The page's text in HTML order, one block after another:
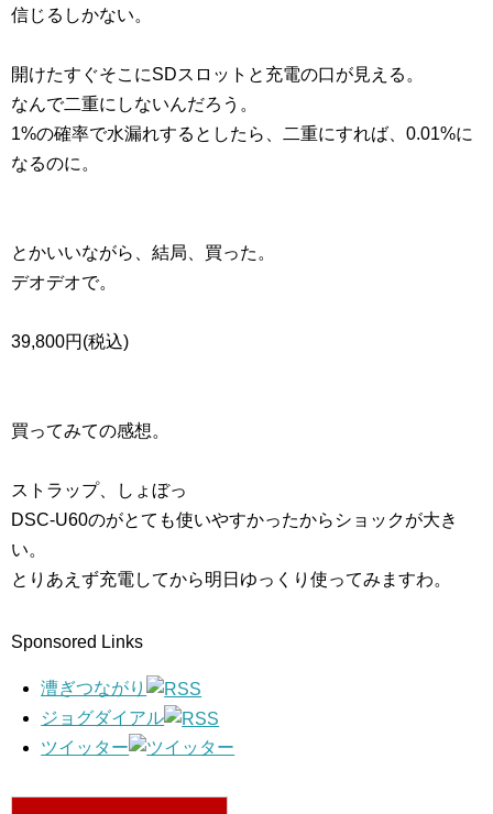
信じるしかない。
開けたすぐそこにSDスロットと充電の口が見える。
なんで二重にしないんだろう。
1%の確率で水漏れするとしたら、二重にすれば、0.01%に
なるのに。
とかいいながら、結局、買った。
デオデオで。
39,800円(税込)
買ってみての感想。
ストラップ、しょぼっ
DSC-U60のがとても使いやすかったからショックが大き
い。
とりあえず充電してから明日ゆっくり使ってみますわ。
Sponsored Links
漕ぎつながり
ジョグダイアル
ツイッター